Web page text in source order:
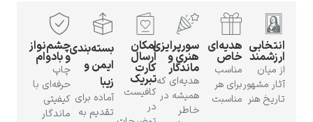
لودویگ دویچ
انتخابی
ارزشمند
از میان
آثار مشهور
تاریخ هنر
هدیه‌ای
خاص
مناسب
برای هر
مناسبت
سورپرایزی
هنری و
ماندگار
هدیه‌ای که
همیشه در
خاطر
امکان
ارسال
کارت
تبریک
کافیست
در
بسته‌بندی
ایمن و
زیبا
آماده برای
تقدیم به
چشم‌نواز
و بادوام
چاپ
حرفه‌ای با
کیفیتی
ماندگار